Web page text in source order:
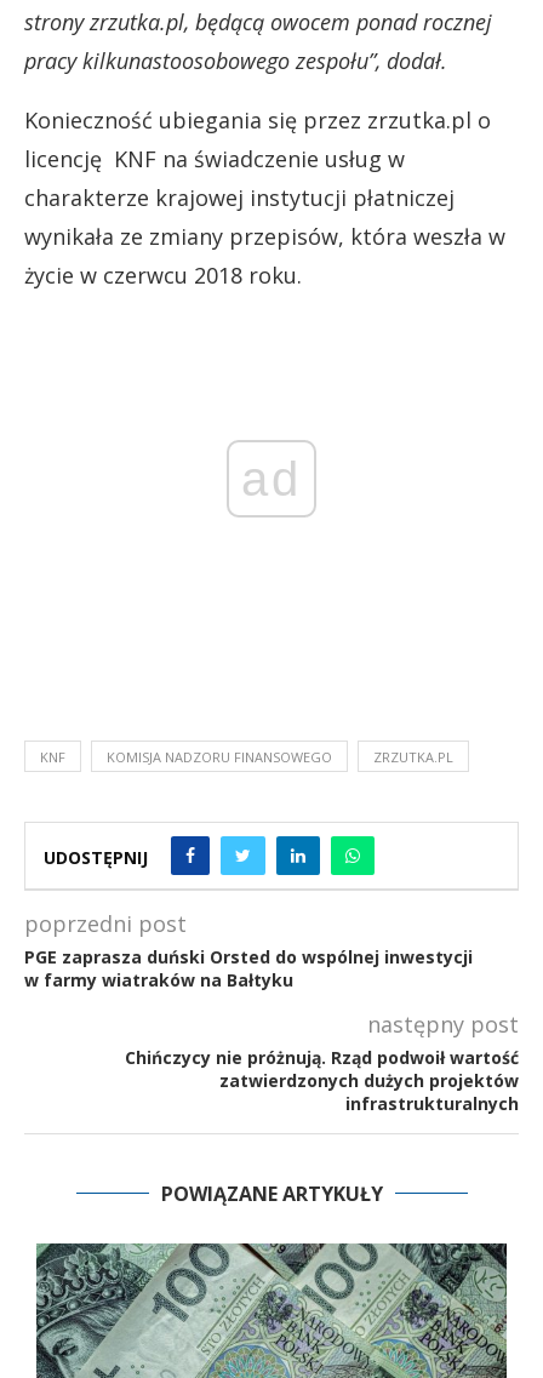
strony zrzutka.pl, będącą owocem ponad rocznej
pracy kilkunastoosobowego zespołu”, dodał.
Konieczność ubiegania się przez zrzutka.pl o
licencję KNF na świadczenie usług w
charakterze krajowej instytucji płatniczej
wynikała ze zmiany przepisów, która weszła w
życie w czerwcu 2018 roku.
ad
KNF KOMISJA NADZORU FINANSOWEGO ZRZUTKA.PL
UDOSTĘPNIJ
poprzedni post
PGE zaprasza duński Orsted do wspólnej inwestycji
w farmy wiatraków na Bałtyku
następny post
Chińczycy nie próżnują. Rząd podwoił wartość
zatwierdzonych dużych projektów
infrastrukturalnych
POWIĄZANE ARTYKUŁY